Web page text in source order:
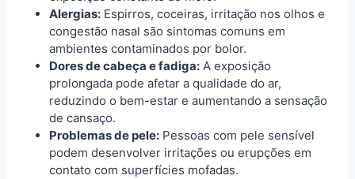
Alergias: Espirros, coceiras, irritação nos olhos e
congestão nasal são sintomas comuns em
ambientes contaminados por bolor.
Dores de cabeça e fadiga: A exposição
prolongada pode afetar a qualidade do ar,
reduzindo o bem-estar e aumentando a sensação
de cansaço.
Problemas de pele: Pessoas com pele sensível
podem desenvolver irritações ou erupções em
contato com superfícies mofadas.